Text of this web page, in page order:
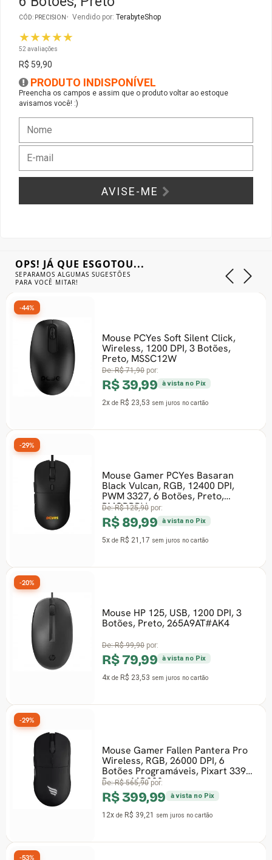
CÓD: PRECISION Vendido por: TerabyteShop
★★★★★
52 avaliações
R$ 59,90
PRODUTO INDISPONÍVEL
Preencha os campos e assim que o produto voltar ao estoque
avisamos você! :)
AVISE-ME
OPS! JÁ QUE ESGOTOU...
SEPARAMOS ALGUMAS SUGESTÕES
PARA VOCÊ MITAR!
Mouse PCYes Soft Silent Click,
Wireless, 1200 DPI, 3 Botões,
Preto, MSSC12W
De:R$ 71,90por:
R$ 39,99 à vista no Pix
2xde R$ 23,53 sem juros no cartão
-44%
Mouse Gamer PCYes Basaran
Black Vulcan, RGB, 12400 DPI,
PWM 3327, 6 Botões, Preto,
PMGBRBV
De:R$ 125,90por:
R$ 89,99 à vista no Pix
5xde R$ 21,17 sem juros no cartão
-29%
Mouse HP 125, USB, 1200 DPI, 3
Botões, Preto, 265A9AT#AK4
De:R$ 99,90por:
R$ 79,99 à vista no Pix
4xde R$ 23,53 sem juros no cartão
-20%
Mouse Gamer Fallen Pantera Pro
Wireless, RGB, 26000 DPI, 6
Botões Programáveis, Pixart 3395,
Preto, MO000
De:R$ 565,90por:
R$ 399,99 à vista no Pix
12xde R$ 39,21 sem juros no cartão
-29%
-53%
Ver Todos
Fontes Diversas
Ver Todos